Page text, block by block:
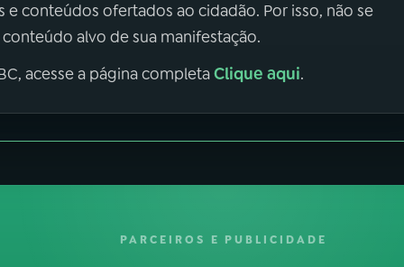
e conteúdos ofertados ao cidadão. Por isso, não se
alvo de sua manifestação.
acesse a página completaClique aqui.
PARCEIROS E PUBLICIDADE